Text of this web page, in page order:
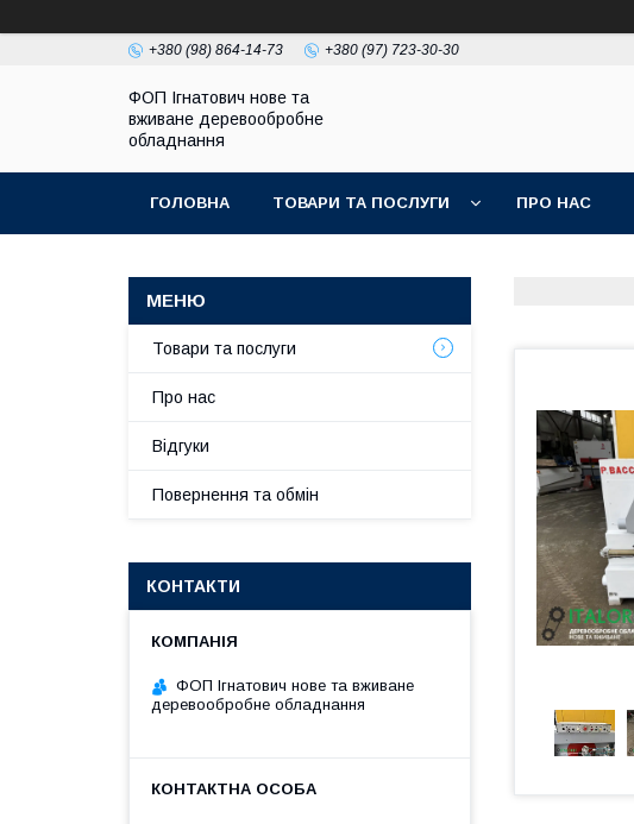
+380 (98) 864-14-73 +380 (97) 723-30-30
ФОП Ігнатович нове та
вживане деревообробне
обладнання
ГОЛОВНА ТОВАРИ ТА ПОСЛУГИ ПРО НАС
Товари та послуги
Про нас
Відгуки
Повернення та обмін
КОНТАКТИ
ФОП Ігнатович нове та вживане
деревообробне обладнання